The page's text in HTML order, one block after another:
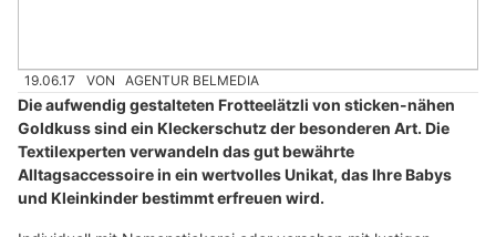
19.06.17 VON AGENTUR BELMEDIA
Die aufwendig gestalteten Frotteelätzli von sticken-nähen
Goldkuss sind ein Kleckerschutz der besonderen Art. Die
Textilexperten verwandeln das gut bewährte
Alltagsaccessoire in ein wertvolles Unikat, das Ihre Babys
und Kleinkinder bestimmt erfreuen wird.